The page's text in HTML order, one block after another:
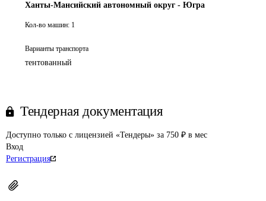
Ханты-Мансийский автономный округ - Югра
Кол-во машин: 1
Варианты транспорта
тентованный
Тендерная документация
Доступно только с лицензией «Тендеры» за 750 ₽ в мес
Вход
Регистрация